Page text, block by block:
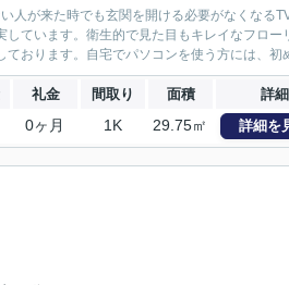
人が来た時でも玄関を開ける必要がなくなる
ています。衛生的で見た目もキレイなフロー
おります。自宅でパソコンを使う方には、初
礼金 間取り 面積 詳細
0ヶ月 1K 29.75㎡ 詳細を